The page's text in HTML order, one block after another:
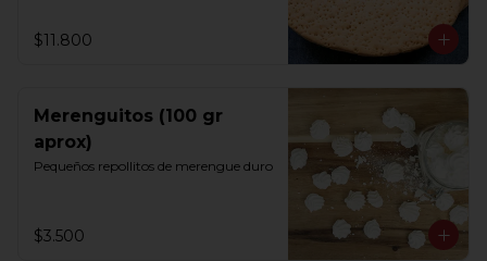
$11.800
Merenguitos (100 gr
aprox)
Pequeños repollitos de merengue duro
$3.500